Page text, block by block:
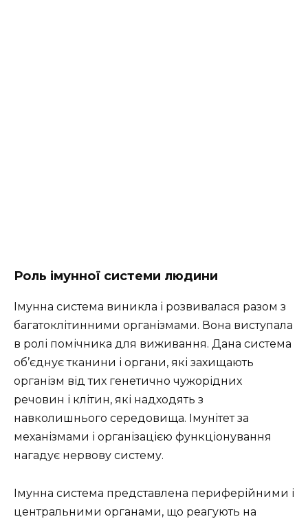
Роль імунної системи людини
Імунна система виникла і розвивалася разом з
багатоклітинними організмами. Вона виступала
в ролі помічника для виживання. Дана система
об’єднує тканини і органи, які захищають
організм від тих генетично чужорідних
речовин і клітин, які надходять з
навколишнього середовища. Імунітет за
механізмами і організацією функціонування
нагадує нервову систему.
Імунна система представлена ​​периферійними і
центральними органами, що реагують на